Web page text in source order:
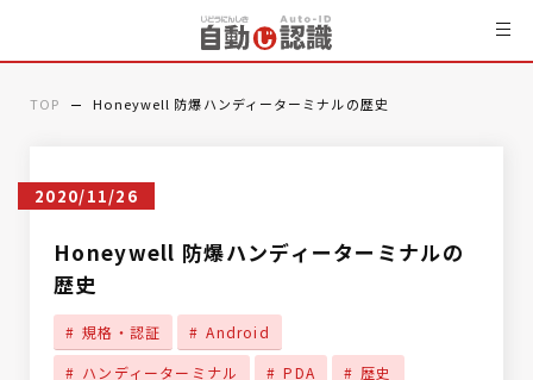
TOP Honeywell 防爆ハンディーターミナルの歴史
2020/11/26
Honeywell 防爆ハンディーターミナルの
歴史
規格・認証
Android
ハンディーターミナル
PDA 歴史